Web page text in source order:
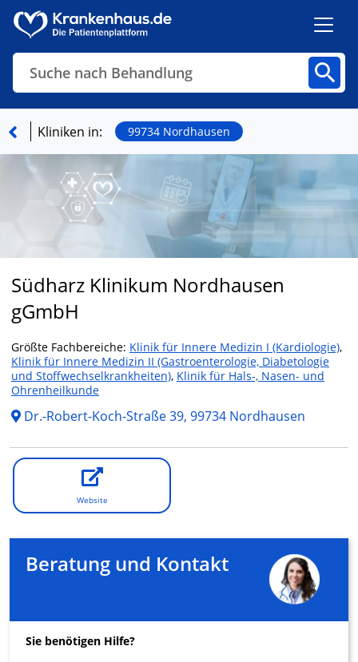
Suche nach Behandlung
Finden
Kliniken in: 99734 Nordhausen
Südharz Klinikum Nordhausen
gGmbH
Größte Fachbereiche: Klinik für Innere Medizin I (Kardiologie),
Klinik für Innere Medizin II (Gastroenterologie, Diabetologie
und Stoffwechselkrankheiten), Klinik für Hals-, Nasen- und
Ohrenheilkunde
Dr.-Robert-Koch-Straße 39, 99734 Nordhausen
Website
Beratung und Kontakt
Sie benötigen Hilfe?